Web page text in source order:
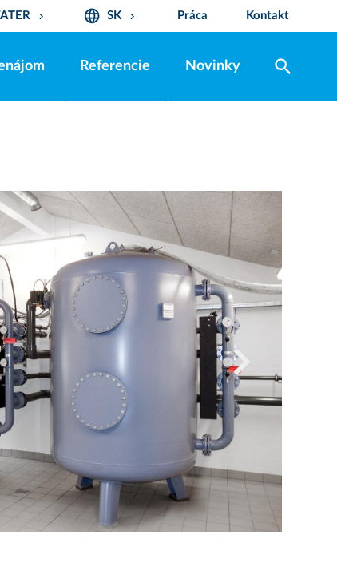
keyboard_arrow_down language SK keyboard_arrow_down Práca Kontakt
Referencie Novinky search